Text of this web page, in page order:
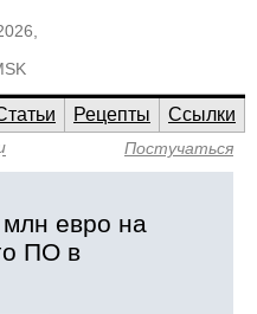
Рецепты
Ссылки
Постучаться
евро на
ПО в